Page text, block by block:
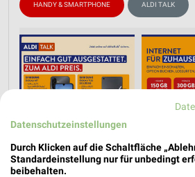
HANDY & SMARTPHONE ALDI TALK
Datenschutzeinstellungen
Durch Klicken auf die Schaltfläche
Standardeinstellung nur für unbedingt
beibehalten.